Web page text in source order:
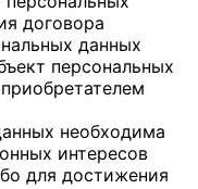
договора
данных
персональных
необходима
интересов
для достижения